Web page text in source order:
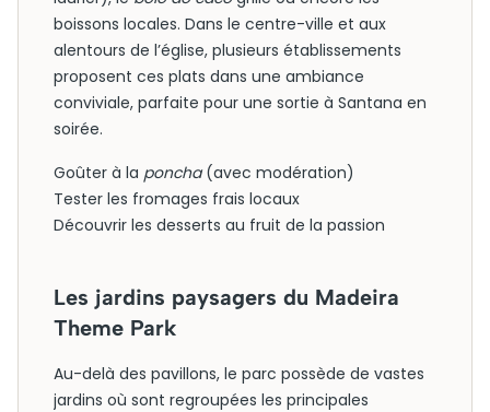
boissons locales. Dans le centre-ville et aux
alentours de l’église, plusieurs établissements
proposent ces plats dans une ambiance
conviviale, parfaite pour une sortie à Santana en
soirée.
Goûter à la poncha(avec modération)
Tester les fromages frais locaux
Découvrir les desserts au fruit de la passion
Les jardins paysagers du Madeira
Theme Park
Au-delà des pavillons, le parc possède de vastes
jardins où sont regroupées les principales